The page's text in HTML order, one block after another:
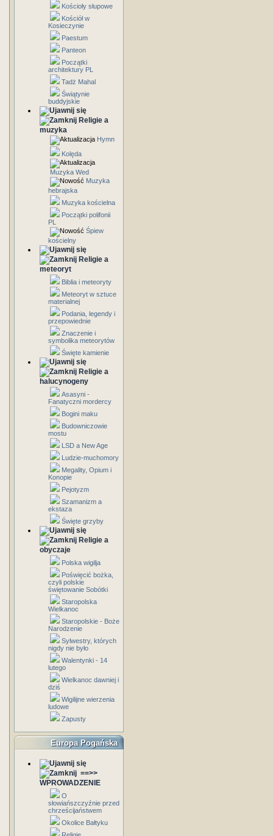
Kościoły słupowe
Kościół w
Kosieczynie
Paestum
Panteon
Początki
architektury PL
Tadż Mahal
Świątynie
buddyjskie
Religie a
muzyka
Hymn
Kolęda
Muzyka Wed
Muzyka
hebrajska
Muzyka kościelna
Początki polifonii
PL
Śpiew
kościelny
Religie a
meteoryt
Biblia i meteoryty
Meteoryt w sztuce
materialnej
Podania, legendy i
przepowiednie
Znaczenie i
symbolika meteorytów
Święte kamienie
Religie a
halucynogeny
Asasyni -
Fanatyczni mordercy
Bogini maku
Budowniczowie
mostu
LSD a New Age
Ludzie-muchomory
Megality, Opium i
Konopie
Pejotyzm
Szamanizm a
ekstaza
Święte grzyby
Religie a
obyczaje
Polska wigilja
Poświęcić bożka,
czyli polskie
świętowanie Sobótki
Staropolska
Wielkanoc
Staropolskie - Boże
Narodzenie
Sylwestry, których
nigdy nie było
Walentynki - 14
lutego
Wielkanoc dawniej i
dziś
Wigilijne wierzenia
ludowe
Zapusty
Europa Pogańska
==>>
WPROWADZENIE
O
słowiańszczyźnie przed
chrześcijaństwem
Okolice Bałtyku